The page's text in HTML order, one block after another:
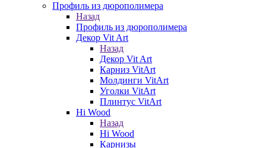
Профиль из дюрополимера
Назад
Профиль из дюрополимера
Декор Vit Art
Назад
Декор Vit Art
Карниз VitArt
Молдинги VitArt
Уголки VitArt
Плинтус VitArt
Hi Wood
Назад
Hi Wood
Карнизы